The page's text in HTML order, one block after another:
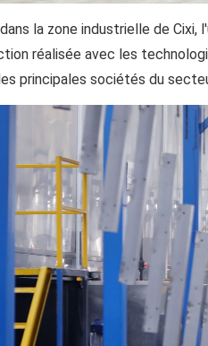
la zone industrielle de Cixi,
réalisée avec les
principales sociétés du